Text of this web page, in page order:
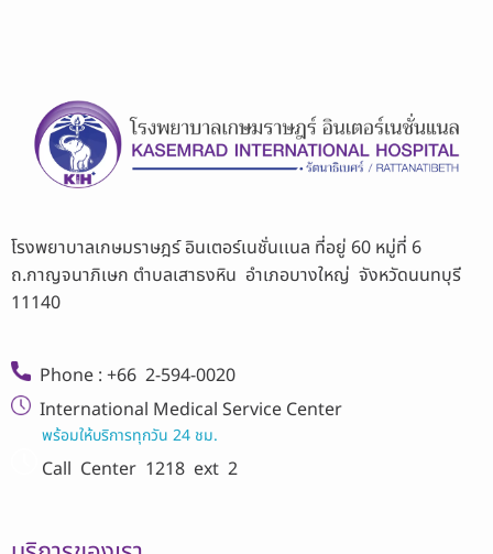
โรงพยาบาลเกษมราษฎร์ อินเตอร์เนชั่นเเนล ที่อยู่ 60 หมู่ที่ 6
ถ.กาญจนาภิเษก ตำบลเสาธงหิน อำเภอบางใหญ่ จังหวัดนนทบุรี
11140
Phone : +66 2-594-0020
International Medical Service Center
พร้อมให้บริการทุกวัน 24 ชม.
Call Center 1218 ext 2